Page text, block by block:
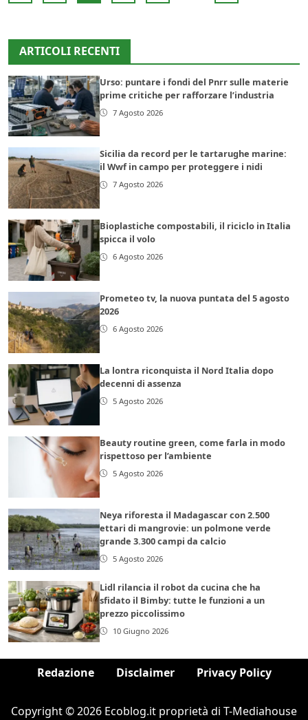
ARTICOLI RECENTI
Urso: puntare i fondi del Pnrr sulle materie
prime critiche per rafforzare l’industria
7 Agosto 2026
Sicilia da record per le tartarughe marine:
il Wwf in campo per proteggere i nidi
7 Agosto 2026
Bioplastiche compostabili, il riciclo in Italia
spicca il volo
6 Agosto 2026
Prometeo tv, la nuova puntata del 5 agosto
2026
6 Agosto 2026
La lontra riconquista il Nord Italia dopo
decenni di assenza
5 Agosto 2026
Beauty routine green, come farla in modo
rispettoso per l’ambiente
5 Agosto 2026
Neya riforesta il Madagascar con 2.500
ettari di mangrovie: un polmone verde
grande 3.300 campi da calcio
5 Agosto 2026
Lidl rilancia il robot da cucina che ha
sfidato il Bimby: tutte le funzioni a un
prezzo piccolissimo
10 Giugno 2026
Redazione Disclaimer Privacy Policy
Copyright © 2026 Ecoblog.it proprietà di T-Mediahouse